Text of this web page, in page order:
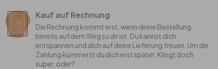
Kauf auf Rechnung
Die Rechnung kommt erst, wenn deine Bestellung
bereits auf dem Weg zu dir ist. Du kannst dich
entspannen und dich auf deine Lieferung freuen. Um die
Zahlung kümmerst du dich erst später. Klingt doch
super, oder?